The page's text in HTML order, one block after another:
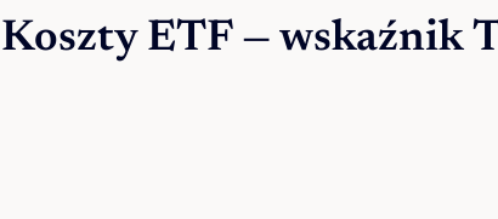
Koszty ETF — wskaźnik